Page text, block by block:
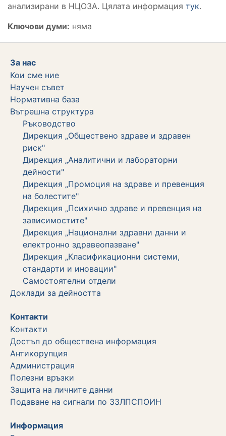
анализирани в НЦОЗА. Цялата информация тук.
Ключови думи: няма
За нас
Кои сме ние
Научен съвет
Нормативна база
Вътрешна структура
Ръководство
Дирекция „Обществено здраве и здравен
риск"
Дирекция „Аналитични и лабораторни
дейности"
Дирекция „Промоция на здраве и превенция
на болестите"
Дирекция „Психично здраве и превенция на
зависимостите"
Дирекция „Национални здравни данни и
електронно здравеопазване"
Дирекция „Класификационни системи,
стандарти и иновации"
Самостоятелни отдели
Дoклади за дейността
Контакти
Kонтакти
Достъп до обществена информация
Aнтикорупция
Администрация
Полезни връзки
Защита на личните данни
Подаване на сигнали по ЗЗЛПСПОИН
Информация